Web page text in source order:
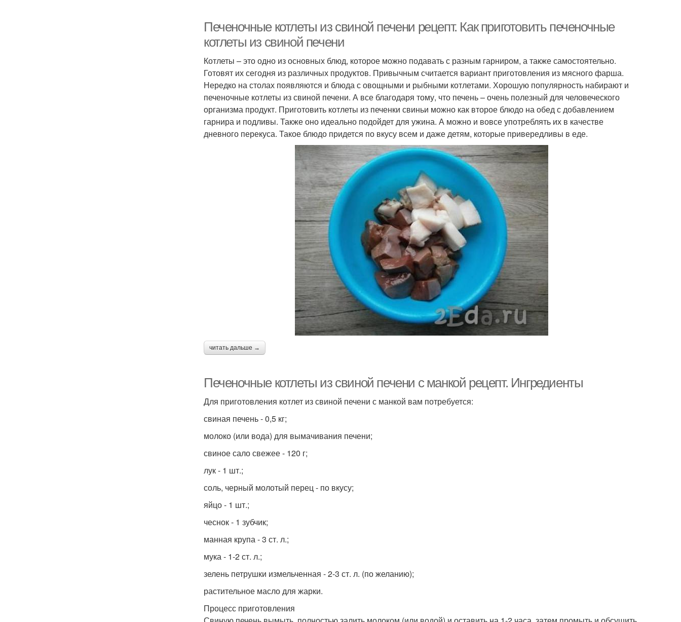
Печеночные котлеты из свиной печени рецепт. Как приготовить печеночные
котлеты из свиной печени
Котлеты – это одно из основных блюд, которое можно подавать с разным гарниром, а также самостоятельно.
Готовят их сегодня из различных продуктов. Привычным считается вариант приготовления из мясного фарша.
Нередко на столах появляются и блюда с овощными и рыбными котлетами. Хорошую популярность набирают и
печеночные котлеты из свиной печени. А все благодаря тому, что печень – очень полезный для человеческого
организма продукт. Приготовить котлеты из печенки свиньи можно как второе блюдо на обед с добавлением
гарнира и подливы. Также оно идеально подойдет для ужина. А можно и вовсе употреблять их в качестве
дневного перекуса. Такое блюдо придется по вкусу всем и даже детям, которые привередливы в еде.
читать дальше →
Печеночные котлеты из свиной печени с манкой рецепт. Ингредиенты
Для приготовления котлет из свиной печени с манкой вам потребуется:
свиная печень - 0,5 кг;
молоко (или вода) для вымачивания печени;
свиное сало свежее - 120 г;
лук - 1 шт.;
соль, черный молотый перец - по вкусу;
яйцо - 1 шт.;
чеснок - 1 зубчик;
манная крупа - 3 ст. л.;
мука - 1-2 ст. л.;
зелень петрушки измельченная - 2-3 ст. л. (по желанию);
растительное масло для жарки.
Процесс приготовления